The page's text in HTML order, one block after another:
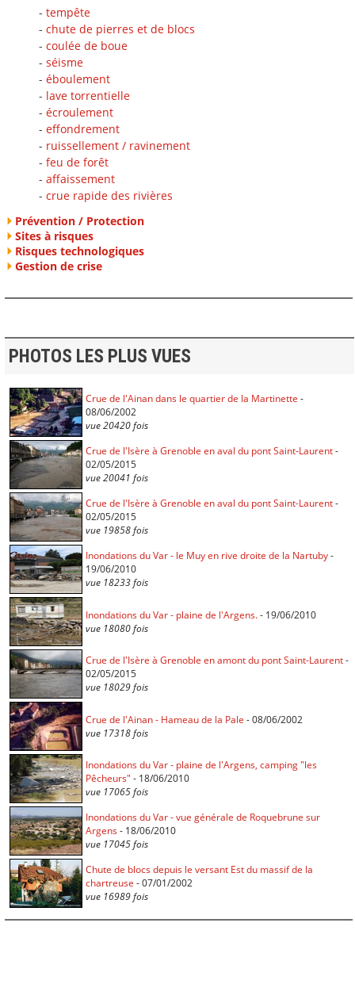
- tempête
- chute de pierres et de blocs
- coulée de boue
- séisme
- éboulement
- lave torrentielle
- écroulement
- effondrement
- ruissellement / ravinement
- feu de forêt
- affaissement
- crue rapide des rivières
Prévention / Protection
Sites à risques
Risques technologiques
Gestion de crise
PHOTOS LES PLUS VUES
Crue de l'Ainan dans le quartier de la Martinette -
08/06/2002
vue 20420 fois
Crue de l'Isère à Grenoble en aval du pont Saint-Laurent-
02/05/2015
vue 20041 fois
Crue de l'Isère à Grenoble en aval du pont Saint-Laurent-
02/05/2015
vue 19858 fois
Inondations du Var - le Muy en rive droite de la Nartuby-
19/06/2010
vue 18233 fois
Inondations du Var - plaine de l'Argens.- 19/06/2010
vue 18080 fois
Crue de l'Isère à Grenoble en amont du pont Saint-Laurent-
02/05/2015
vue 18029 fois
Crue de l'Ainan - Hameau de la Pale - 08/06/2002
vue 17318 fois
Inondations du Var - plaine de l'Argens, camping "les
Pêcheurs" - 18/06/2010
vue 17065 fois
Inondations du Var - vue générale de Roquebrune sur
Argens- 18/06/2010
vue 17045 fois
Chute de blocs depuis le versant Est du massif de la
chartreuse - 07/01/2002
vue 16989 fois